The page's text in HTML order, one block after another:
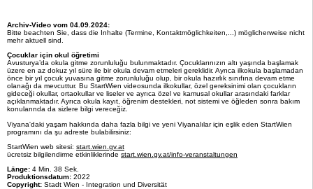
Archiv-Video vom 04.09.2024:
Bitte beachten Sie, dass die Inhalte (Termine, Kontaktmöglichkeiten,...) möglicherweise nicht
mehr aktuell sind.
Çocuklar için okul öğretimi
Avusturya’da okula gitme zorunluluğu bulunmaktadır. Çocuklarınızın altı yaşında başlamak
üzere en az dokuz yıl süre ile bir okula devam etmeleri gereklidir. Ayrıca ilkokula başlamadan
önce bir yıl çocuk yuvasına gitme zorunluluğu olup, bir okula hazırlık sınıfına devam etme
olanağı da mevcuttur. Bu StartWien videosunda ilkokullar, özel gereksinimi olan çocukların
gideceği okullar, ortaokullar ve liseler ve ayrıca özel ve kamusal okullar arasındaki farklar
açıklanmaktadır. Ayrıca okula kayıt, öğrenim destekleri, not sistemi ve öğleden sonra bakım
konularında da sizlere bilgi vereceğiz.
Viyana'daki yaşam hakkında daha fazla bilgi ve yeni Viyanalılar için eşlik eden StartWien
programını da şu adreste bulabilirsiniz:
StartWien web sitesi: start.wien.gv.at
ücretsiz bilgilendirme etkinliklerinde start.wien.gv.at/info-veranstaltungen
Länge: 4 Min. 38 Sek.
Produktionsdatum: 2022
Copyright: Stadt Wien - Integration und Diversität